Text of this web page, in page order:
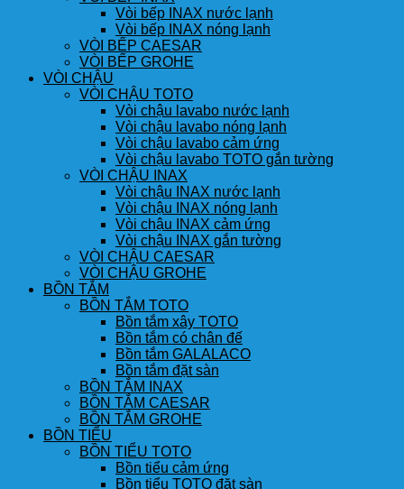
Vòi bếp INAX nước lạnh
Vòi bếp INAX nóng lạnh
VÒI BẾP CAESAR
VÒI BẾP GROHE
VÒI CHẬU
VÒI CHẬU TOTO
Vòi chậu lavabo nước lạnh
Vòi chậu lavabo nóng lạnh
Vòi chậu lavabo cảm ứng
Vòi chậu lavabo TOTO gắn tường
VÒI CHẬU INAX
Vòi chậu INAX nước lạnh
Vòi chậu INAX nóng lạnh
Vòi chậu INAX cảm ứng
Vòi chậu INAX gắn tường
VÒI CHẬU CAESAR
VÒI CHẬU GROHE
BỒN TẮM
BỒN TẮM TOTO
Bồn tắm xây TOTO
Bồn tắm có chân đế
Bồn tắm GALALACO
Bồn tắm đặt sàn
BỒN TẮM INAX
BỒN TẮM CAESAR
BỒN TẮM GROHE
BỒN TIỂU
BỒN TIỂU TOTO
Bồn tiểu cảm ứng
Bồn tiểu TOTO đặt sàn